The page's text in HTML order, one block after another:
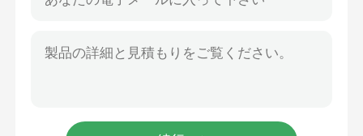
人間の特徴をもつタブレットのPC